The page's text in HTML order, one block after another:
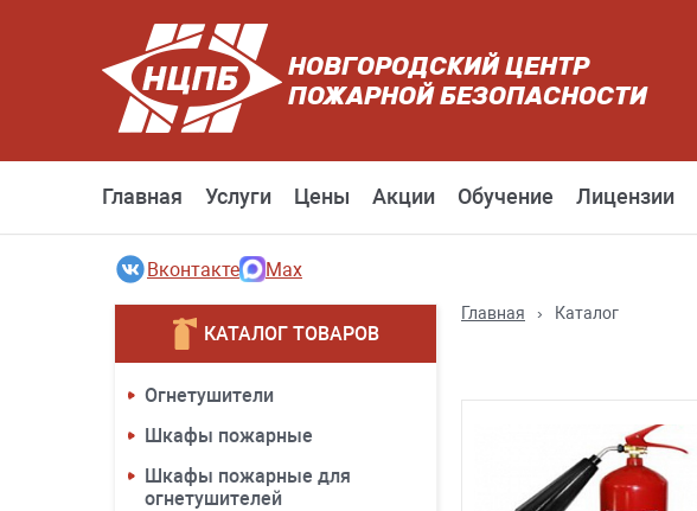
НОВГОРОДСКИЙ ЦЕНТР
ПОЖАРНОЙ БЕЗОПАСНОСТИ
Главная Услуги Цены Акции Обучение Лицензии
Вконтакте Max
КАТАЛОГ ТОВАРОВ
Огнетушители
Шкафы пожарные
Шкафы пожарные для
огнетушителей
Главная › Каталог